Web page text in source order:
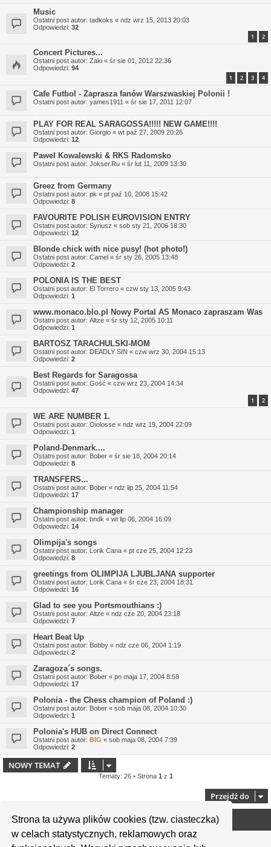
Strona ta używa plików cookies (tzw. ciasteczka)
w celach statystycznych, reklamowych oraz
Music
Ostatni post autor: tadkoks « ndz wrz 15, 2013 20:03
Odpowiedzi: 32
1 2
Concert Pictures...
Ostatni post autor: Zaki « śr sie 01, 2012 22:36
Odpowiedzi: 94
1 2 3 4
Cafe Futbol - Zaprasza fanów Warszwaskiej Polonii !
Ostatni post autor: yames1911 « śr sie 17, 2011 12:07
PLAY FOR REAL SARAGOSSA!!!!! NEW GAME!!!!
Ostatni post autor: Giorgio « wt paź 27, 2009 20:26
Odpowiedzi: 12
Pawel Kowalewski & RKS Radomsko
Ostatni post autor: Jokser.Ru « śr lut 11, 2009 13:30
Greez from Germany
Ostatni post autor: pk « pt paź 10, 2008 15:42
Odpowiedzi: 8
FAVOURITE POLISH EUROVISION ENTRY
Ostatni post autor: Syriusz « sob sty 21, 2006 18:30
Odpowiedzi: 12
Blonde chick with nice pusy! (hot photo!)
Ostatni post autor: Camel « śr sty 26, 2005 13:48
Odpowiedzi: 2
POLONIA IS THE BEST
Ostatni post autor: El Torrero « czw sty 13, 2005 9:43
Odpowiedzi: 1
www.monaco.blo.pl Nowy Portal AS Monaco zapraszam Was
Ostatni post autor: Altze « śr sty 12, 2005 10:11
Odpowiedzi: 1
BARTOSZ TARACHULSKI-MOM
Ostatni post autor: DEADLY SIN « czw wrz 30, 2004 15:13
Odpowiedzi: 2
Best Regards for Saragossa
Ostatni post autor: Gość « czw wrz 23, 2004 14:34
Odpowiedzi: 47
1 2
WE ARE NUMBER 1.
Ostatni post autor: Oiolosse « ndz wrz 19, 2004 22:09
Odpowiedzi: 1
Poland-Denmark....
Ostatni post autor: Bober « śr sie 18, 2004 20:14
Odpowiedzi: 8
TRANSFERS...
Ostatni post autor: Bober « ndz lip 25, 2004 11:54
Odpowiedzi: 17
Championship manager
Ostatni post autor: bndk « wt lip 06, 2004 16:09
Odpowiedzi: 14
Olimpija's songs
Ostatni post autor: Lorik Cana « pt cze 25, 2004 12:23
Odpowiedzi: 8
greetings from OLIMPIJA LJUBLJANA supporter
Ostatni post autor: Lorik Cana « śr cze 23, 2004 18:31
Odpowiedzi: 16
Glad to see you Portsmouthians :)
Ostatni post autor: Altze « ndz cze 20, 2004 23:18
Odpowiedzi: 7
Heart Beat Up
Ostatni post autor: Bobby « ndz cze 06, 2004 1:19
Odpowiedzi: 2
Zaragoza´s songs.
Ostatni post autor: Bober « pn maja 17, 2004 8:58
Odpowiedzi: 17
Polonia - the Chess champion of Poland :)
Ostatni post autor: Bober « sob maja 08, 2004 10:30
Odpowiedzi: 1
Polonia's HUB on Direct Connect
Ostatni post autor: BIG « sob maja 08, 2004 7:39
Odpowiedzi: 2
NOWY TEMAT
Tematy: 26 • Strona 1 z 1
Przejdź do
Twoje uprawnienia na tym forum
tworzyć nowych tematów